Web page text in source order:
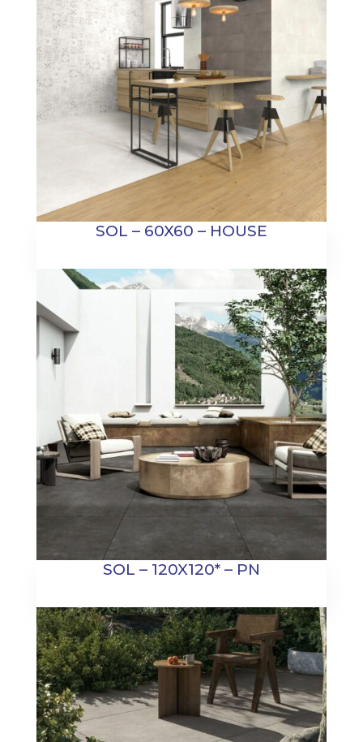
SOL – 60X60 – HOUSE
SOL – 120X120* – PN